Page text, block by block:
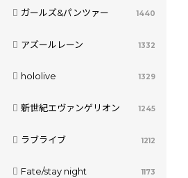
ガールズ&パンツァー 1440
アズールレーン 1332
hololive 1329
新世紀エヴァンゲリオン 1245
ラブライブ 1212
Fate/stay night 1173